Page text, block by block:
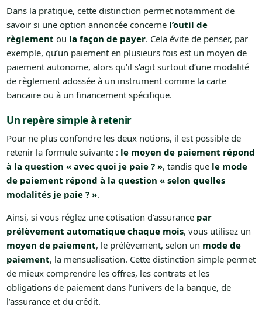
Dans la pratique, cette distinction permet notamment de
savoir si une option annoncée concerne l’outil de
règlement ou la façon de payer. Cela évite de penser, par
exemple, qu’un paiement en plusieurs fois est un moyen de
paiement autonome, alors qu’il s’agit surtout d’une modalité
de règlement adossée à un instrument comme la carte
bancaire ou à un financement spécifique.
Un repère simple à retenir
Pour ne plus confondre les deux notions, il est possible de
retenir la formule suivante : le moyen de paiement répond
à la question « avec quoi je paie ? », tandis que le mode
de paiement répond à la question « selon quelles
modalités je paie ? ».
Ainsi, si vous réglez une cotisation d’assurance par
prélèvement automatique chaque mois, vous utilisez un
moyen de paiement, le prélèvement, selon un mode de
paiement, la mensualisation. Cette distinction simple permet
de mieux comprendre les offres, les contrats et les
obligations de paiement dans l’univers de la banque, de
l’assurance et du crédit.